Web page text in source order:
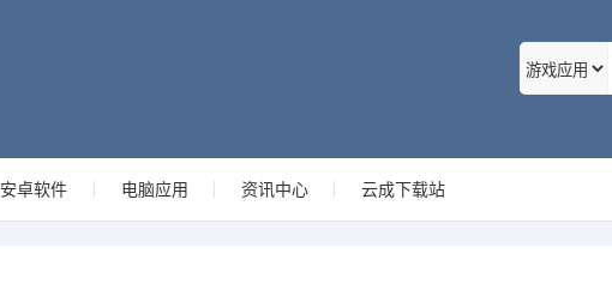
安卓软件 电脑应用 资讯中心 云成下载站